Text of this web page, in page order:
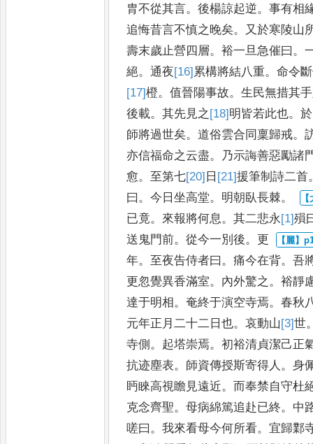
胄不從其言。後楊諒起逆。事有相
追悔昔言不慎之晚矣。
又於寒陵山
壽末歲止營四層。裕一旦急催曰 。
絕。通夜[16]累構將結八重。命令
[17]橙。值晉陽事故。生 民無措其
後載。其先見之[18]明皆若此也。
師將過世矣。道俗雲合同稟歸戒。
亦信福命之云盡。
乃示誨善惡勵諸
愈。至第七[20] 日 [21]援筆制詩二首
曰 。今日坐高堂。 明朝臥長棘。
已竟。 來報將何息 。其二悲永[1]殞
送鬼門前。從今一別後。更
年。至夜告侍者曰 。痛今在背。吾
更忽覺異香滿室。 內外驚之 。裕靜
達于明相。奄終于演空寺焉。春秋
元年正月二十二日也。哀動山[3]世
寺側 。 起塔崇焉。初裕清貞潔己正
抗迹塵表。 師資傳授斯寄得 人 。身
眄睞高視瞻見遠近。而奉禁自守杜
克念齊聖。母病綿篤追赴已終。 中
嗟曰 。我來看母今何所看。 宜歸鄴